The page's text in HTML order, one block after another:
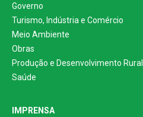
Governo
Turismo, Indústria e Comércio
Meio Ambiente
Obras
Produção e Desenvolvimento Rural
Saúde
IMPRENSA